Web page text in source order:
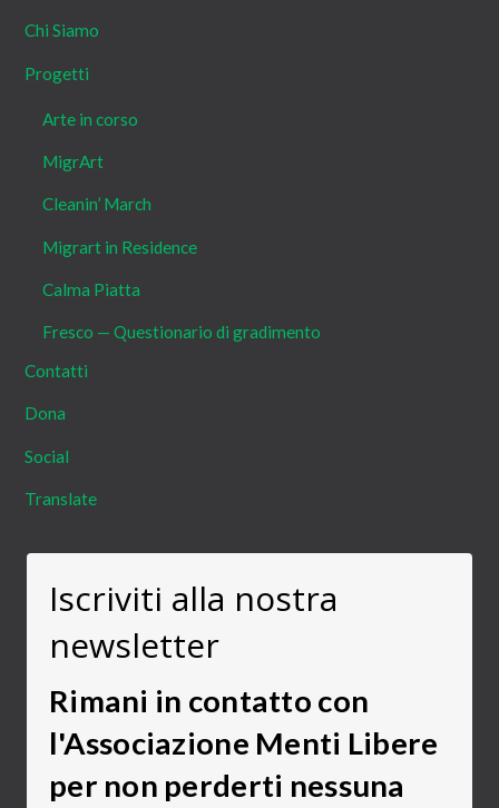
Chi Siamo
Progetti
Arte in corso
MigrArt
Cleanin’ March
Migrart in Residence
Calma Piatta
Fresco — Questionario di gradimento
Contatti
Dona
Social
Translate
Iscriviti alla nostra
newsletter
Rimani in contatto con
l'Associazione Menti Libere
per non perderti nessuna